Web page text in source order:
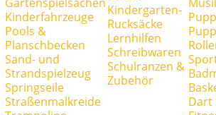
Kinderfahrzeuge
Pools &
Planschbecken
Sand- und
Strandspielzeug
Springseile
Straßenmalkreide
Kindergarten-
Rucksäcke
Lernhilfen
Schreibwaren
Schulranzen &
Zubehör
Dart